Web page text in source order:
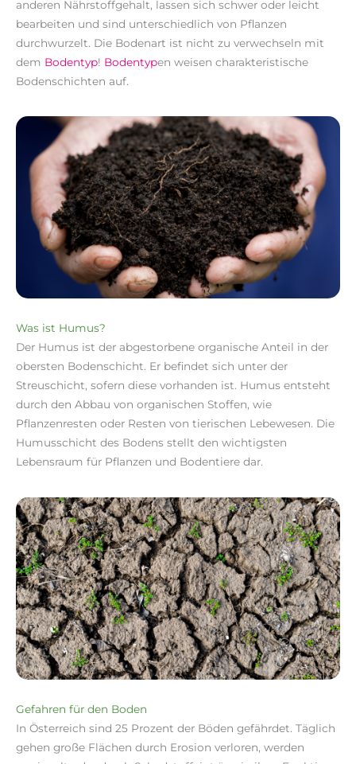
anderen Nährstoffgehalt, lassen sich schwer oder leicht
bearbeiten und sind unterschiedlich von Pflanzen
durchwurzelt. Die Bodenart ist nicht zu verwechseln mit
dem Bodentyp! Bodentypen weisen charakteristische
Bodenschichten auf.
Was ist Humus?
Der Humus ist der abgestorbene organische Anteil in der
obersten Bodenschicht. Er befindet sich unter der
Streuschicht, sofern diese vorhanden ist. Humus entsteht
durch den Abbau von organischen Stoffen, wie
Pflanzenresten oder Resten von tierischen Lebewesen. Die
Humusschicht des Bodens stellt den wichtigsten
Lebensraum für Pflanzen und Bodentiere dar.
Gefahren für den Boden
In Österreich sind 25 Prozent der Böden gefährdet. Täglich
gehen große Flächen durch Erosion verloren, werden